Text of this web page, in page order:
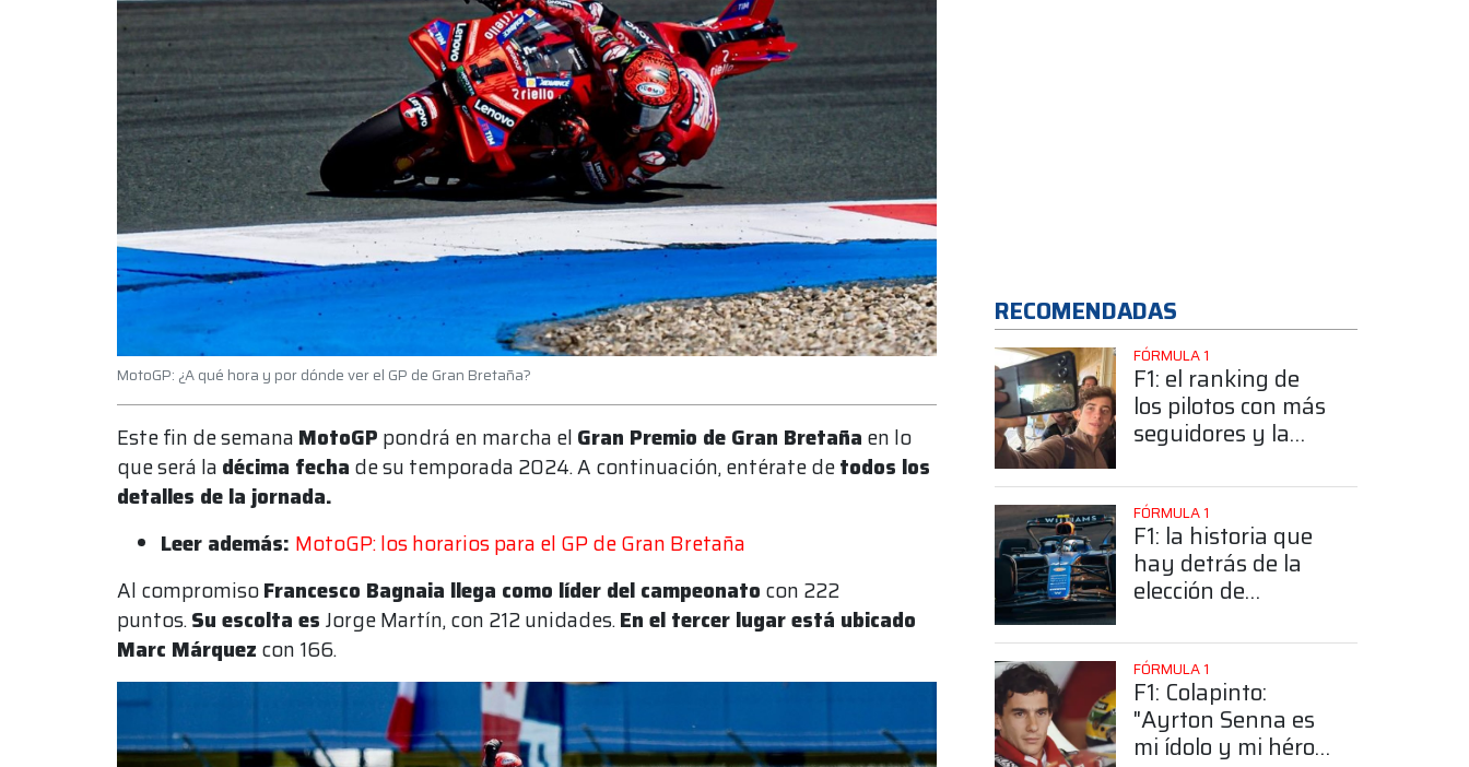
MotoGP: ¿A qué hora y por dónde ver el GP de Gran Bretaña?
Este fin de semana MotoGP pondrá en marcha el Gran Premio de Gran Bretaña en lo
que será la décima fecha de su temporada 2024. A continuación, entérate detodos los
detalles de la jornada.
Leer además: MotoGP: los horarios para el GP de Gran Bretaña
Al compromisoFrancesco Bagnaia llega como líder del campeonato con 222
puntos.Su escolta es Jorge Martín, con 212 unidades.En el tercer lugar está ubicado
Marc Márquez con 166.
RECOMENDADAS
FÓRMULA 1
F1: el ranking de
los pilotos con más
seguidores y la
posición de
Colapinto
FÓRMULA 1
F1: la historia que
hay detrás de la
elección de
número 43
FÓRMULA 1
F1: Colapinto:
"Ayrton Senna es
mi ídolo y mi héroe